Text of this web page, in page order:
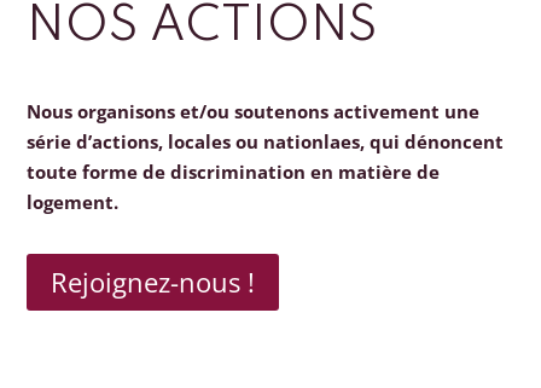
NOS ACTIONS
Nous organisons et/ou soutenons activement une
série d’actions, locales ou nationlaes, qui dénoncent
toute forme de discrimination en matière de
logement.
Rejoignez-nous !